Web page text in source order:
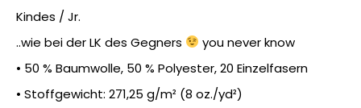
Kindes / Jr.
..wie bei der LK des Gegners
you never know
• 50 % Baumwolle, 50 % Polyester, 20 Einzelfasern
• Stoffgewicht: 271,25 g/m² (8 oz./yd²)